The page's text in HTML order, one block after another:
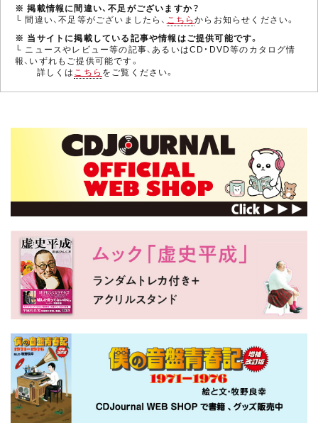
※ 掲載情報に間違い、不足がございますか？
└ 間違い、不足等がございましたら、 こちらからお知らせください。
※ 当サイトに掲載している記事や情報はご提供可能です。
└ ニュースやレビュー等の記事、あるいはCD・DVD等のカタログ情
報、いずれもご提供可能です。
詳しくはこちら をご覧ください。